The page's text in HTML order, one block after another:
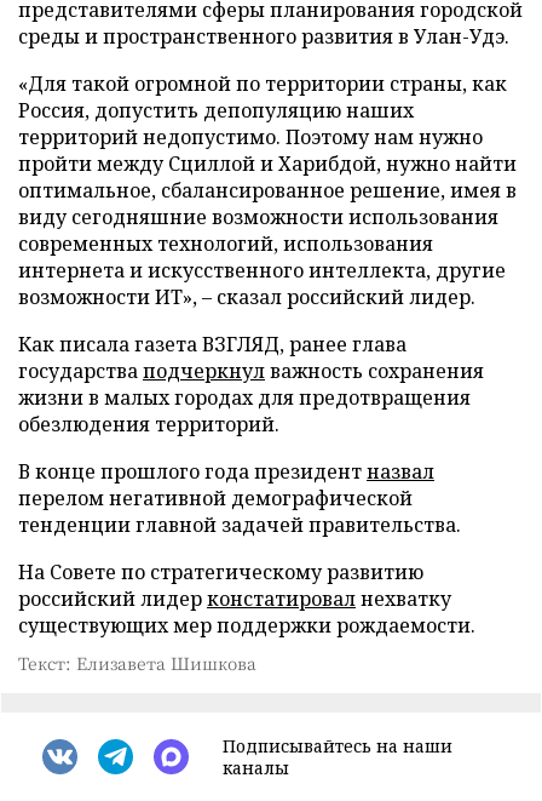
представителями сферы планирования городской
среды и пространственного развития в Улан-Удэ.
«Для такой огромной по территории страны, как
Россия, допустить депопуляцию наших
территорий недопустимо. Поэтому нам нужно
пройти между Сциллой и Харибдой, нужно найти
оптимальное, сбалансированное решение, имея в
виду сегодняшние возможности использования
современных технологий, использования
интернета и искусственного интеллекта, другие
возможности ИТ», – сказал российский лидер.
Как писала газета ВЗГЛЯД, ранее глава
государстваподчеркнулважность сохранения
жизни в малых городах для предотвращения
обезлюдения территорий.
В конце прошлого года президентназвал
перелом негативной демографической
тенденции главной задачей правительства.
На Совете по стратегическому развитию
российский лидерконстатировалнехватку
существующих мер поддержки рождаемости.
Текст: Елизавета Шишкова
Подписывайтесь на наши
каналы